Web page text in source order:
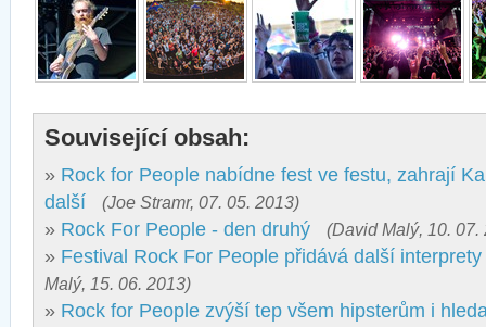
Související obsah:
» Rock for People nabídne fest ve festu, zahrají
další
(Joe Stramr, 07. 05. 2013)
» Rock For People - den druhý (David Malý, 10. 07.
» Festival Rock For People přidává další
Malý, 15. 06. 2013)
» Rock for People zvýší tep všem hipsterům i